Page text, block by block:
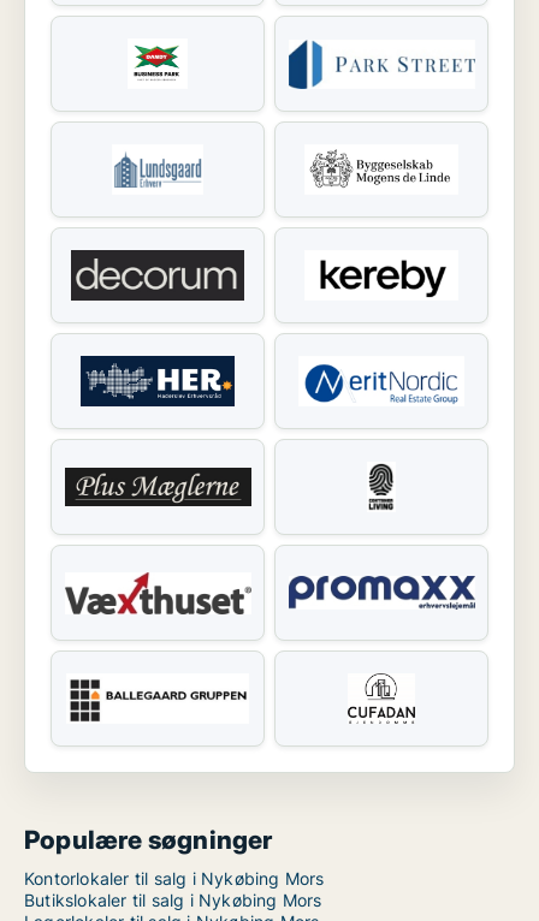
Populære søgninger
Kontorlokaler til salg i Nykøbing Mors
Butikslokaler til salg i Nykøbing Mors